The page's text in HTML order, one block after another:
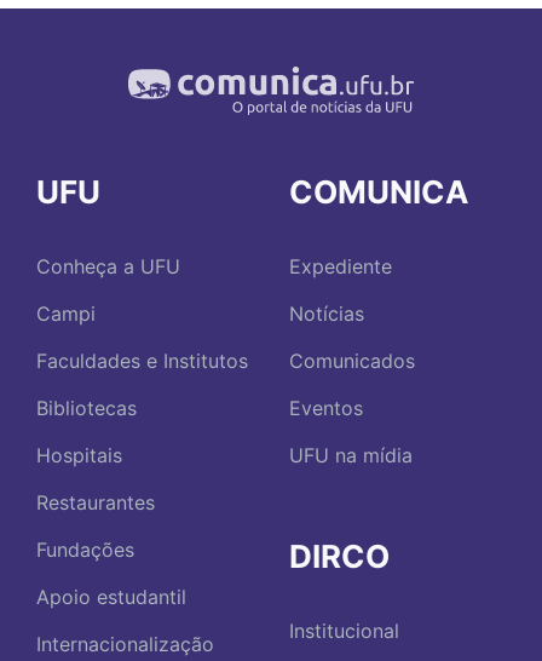
UFU
Conheça a UFU
Campi
Faculdades e Institutos
Bibliotecas
Hospitais
Restaurantes
Fundações
Apoio estudantil
Internacionalização
COMUNICA
Expediente
Notícias
Comunicados
Eventos
UFU na mídia
DIRCO
Institucional